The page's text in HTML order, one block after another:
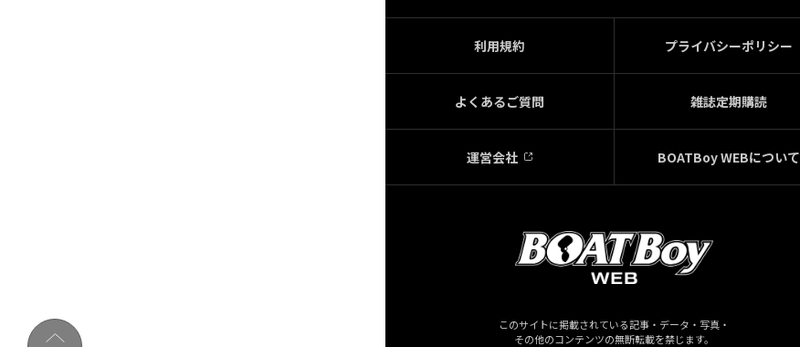
利用規約 プライバシーポリシー
よくあるご質問 雑誌定期購読
運営会社 BOATBoy WEBについて
このサイトに掲載されている記事・データ・写真・
その他のコンテンツの無断転載を禁じます。